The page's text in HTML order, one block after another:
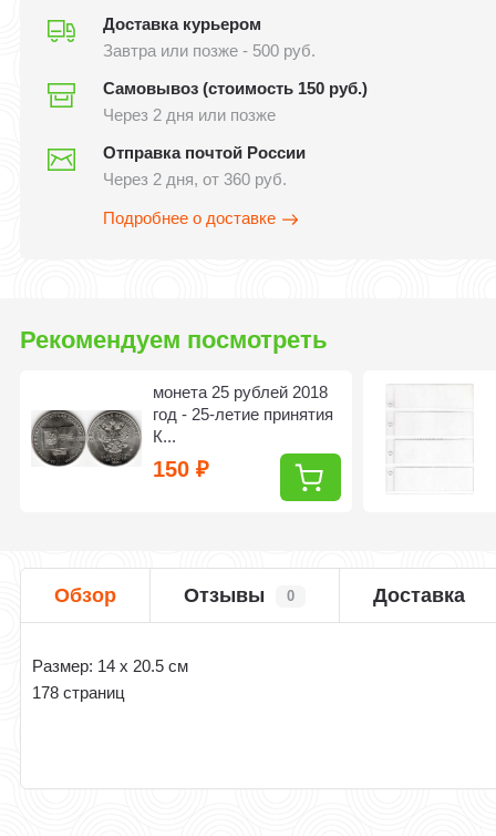
Доставка курьером
Завтра или позже - 500 руб.
Самовывоз (стоимость 150 руб.)
Через 2 дня или позже
Отправка почтой России
Через 2 дня, от 360 руб.
Подробнее о доставке
Рекомендуем посмотреть
монета 25 рублей 2018
год - 25-летие принятия
К...
150₽
Обзор Отзывы 0 Доставка
Размер: 14 x 20.5 см
178 страниц